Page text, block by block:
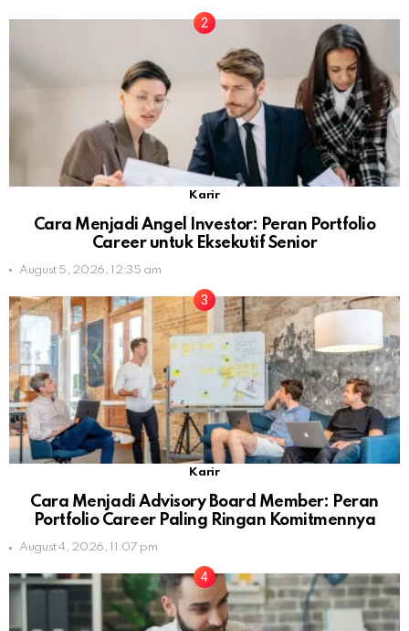
Karir
Cara Menjadi Angel Investor: Peran Portfolio
Career untuk Eksekutif Senior
August 5, 2026, 12:35 am
Karir
Cara Menjadi Advisory Board Member: Peran
Portfolio Career Paling Ringan Komitmennya
August 4, 2026, 11:07 pm